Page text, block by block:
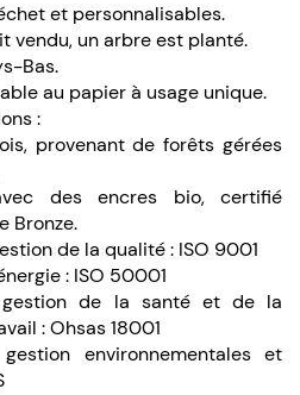
et personnalisables.
vendu, un arbre est planté.
Bas.
au papier à usage unique.
:
provenant de forêts gérées
des encres bio, certifié
Bronze.
de la qualité : ISO 9001
: ISO 50001
gestion de la santé et de la
: Ohsas 18001
environnementales et